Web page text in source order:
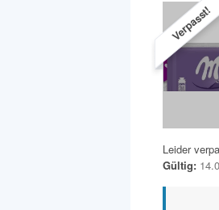
Verpasst!
Leider
Gültig: